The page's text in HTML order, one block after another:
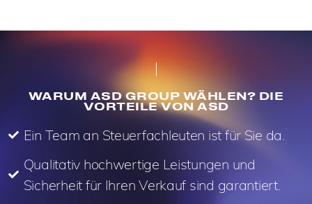
WARUM ASD GROUP WÄHLEN? DIE
VORTEILE VON ASD
Ein Team an Steuerfachleuten ist für Sie da.
Qualitativ hochwertige Leistungen und
Sicherheit für Ihren Verkauf sind garantiert.